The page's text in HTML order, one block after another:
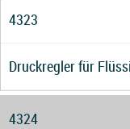
4323
Druckregler für
4324